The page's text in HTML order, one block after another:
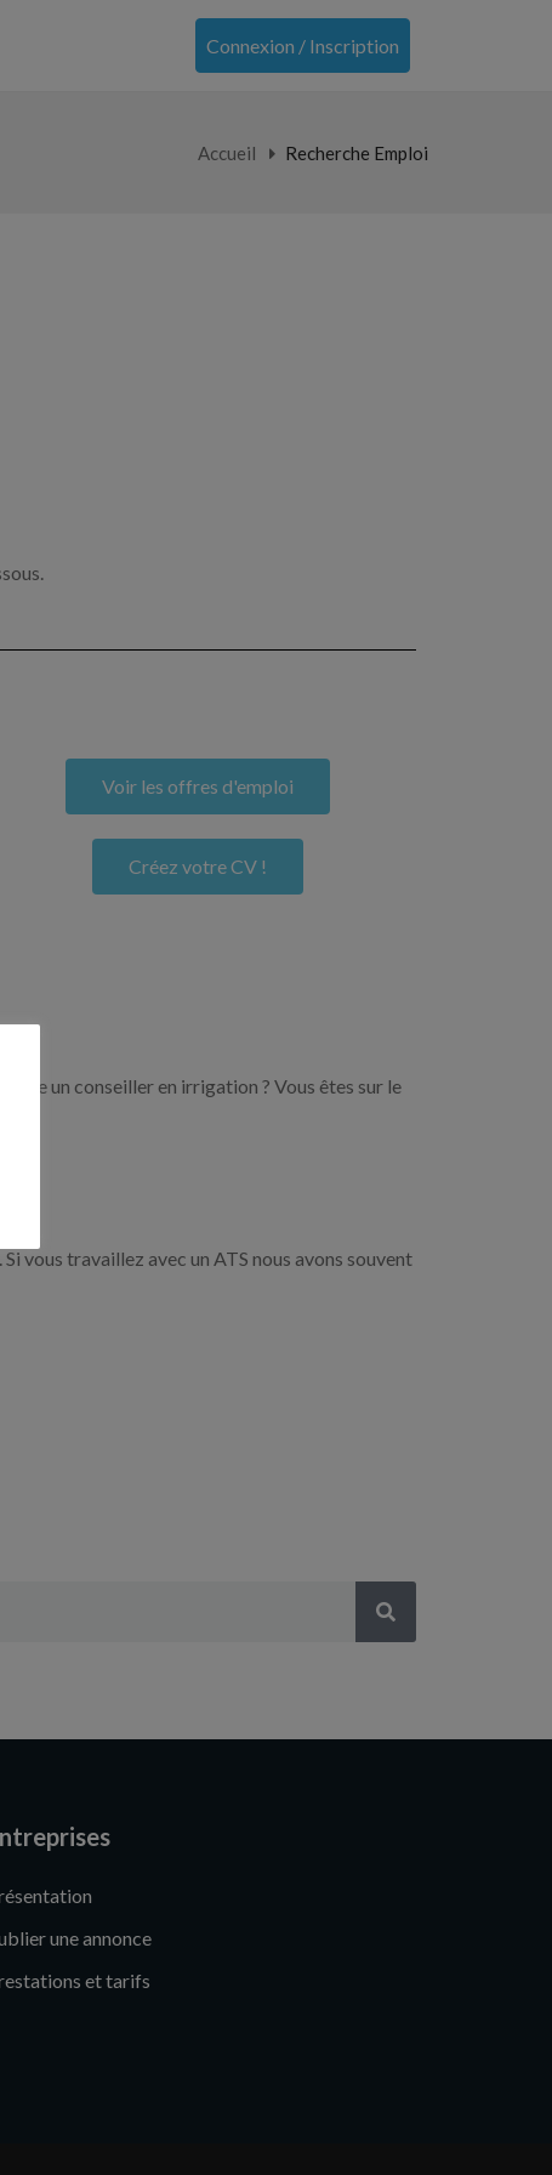
Connexion / Inscription
Accueil Recherche Emploi
Voir les offres d'emploi
Créez votre CV !
un conseiller en irrigation ? Vous êtes sur le
vous travaillez avec un ATS nous avons souvent
une annonce
et tarifs